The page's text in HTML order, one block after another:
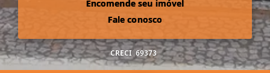
Encomende seu imóvel
Fale conosco
CRECI 69373